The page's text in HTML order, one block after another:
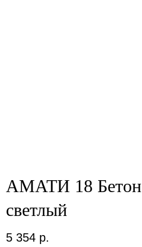
АМАТИ 18 Бетон
светлый
5 354 р.